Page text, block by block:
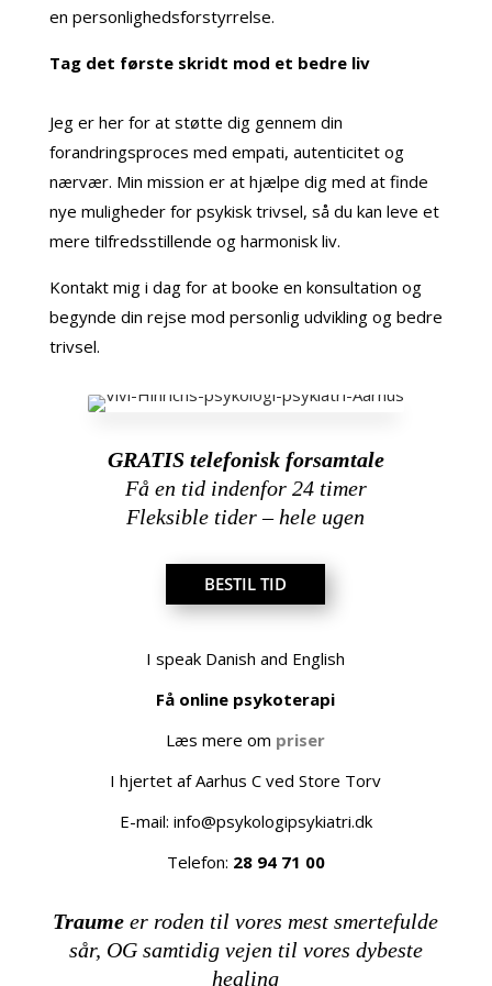
en personlighedsforstyrrelse.
Tag det første skridt mod et bedre liv
Jeg er her for at støtte dig gennem din
forandringsproces med empati, autenticitet og
nærvær. Min mission er at hjælpe dig med at finde
nye muligheder for psykisk trivsel, så du kan leve et
mere tilfredsstillende og harmonisk liv.
Kontakt mig i dag for at booke en konsultation og
begynde din rejse mod personlig udvikling og bedre
trivsel.
GRATIS telefonisk forsamtale
Få en tid indenfor 24 timer
Fleksible tider – hele ugen
BESTIL TID
I speak Danish and English
Få online psykoterapi
Læs mere om priser
I hjertet af Aarhus C ved Store Torv
E-mail: info@psykologipsykiatri.dk
Telefon: 28 94 71 00
Traume er roden til vores mest smertefulde
sår, OG samtidig vejen til vores dybeste
healing